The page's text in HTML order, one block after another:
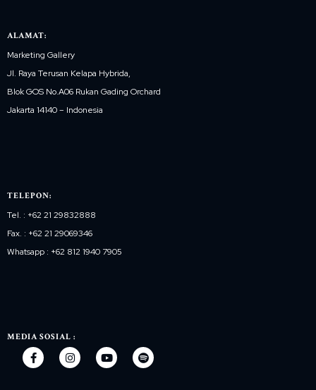
ALAMAT:
Marketing Gallery
Jl. Raya Terusan Kelapa Hybrida,
Blok GOS No.A06 Rukan Gading Orchard
Jakarta 14140 – Indonesia
TELEPON:
Tel. : +62 21 29832888
Fax. : +62 21 29069346
Whatsapp : +62 812 1940 7905
MEDIA SOSIAL :